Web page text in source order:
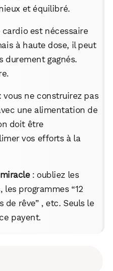
et équilibré.
est nécessaire
à haute dose, il peut
durement gagnés.
: vous ne construirez pas
une alimentation de
doit être
vos efforts à la
: oubliez les
programmes “12
de rêve” , etc. Seuls le
payent.